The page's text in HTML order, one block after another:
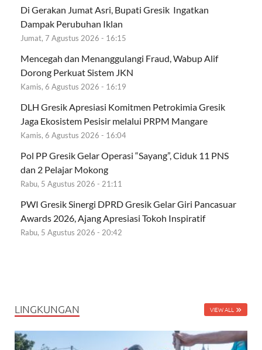
Di Gerakan Jumat Asri, Bupati Gresik Ingatkan
Dampak Perubuhan Iklan
Jumat, 7 Agustus 2026 - 16:15
Mencegah dan Menanggulangi Fraud, Wabup Alif
Dorong Perkuat Sistem JKN
Kamis, 6 Agustus 2026 - 16:19
DLH Gresik Apresiasi Komitmen Petrokimia Gresik
Jaga Ekosistem Pesisir melalui PRPM Mangare
Kamis, 6 Agustus 2026 - 16:04
Pol PP Gresik Gelar Operasi “Sayang”, Ciduk 11 PNS
dan 2 Pelajar Mokong
Rabu, 5 Agustus 2026 - 21:11
PWI Gresik Sinergi DPRD Gresik Gelar Giri Pancasuar
Awards 2026, Ajang Apresiasi Tokoh Inspiratif
Rabu, 5 Agustus 2026 - 20:42
LINGKUNGAN VIEW ALL